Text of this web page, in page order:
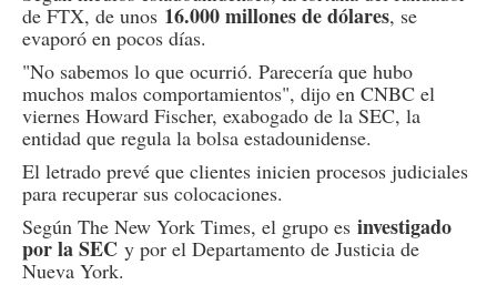
de FTX, de unos 16.000 millones de dólares, se
evaporó en pocos días.
"No sabemos lo que ocurrió. Parecería que hubo
muchos malos comportamientos", dijo en CNBC el
viernes Howard Fischer, exabogado de la SEC, la
entidad que regula la bolsa estadounidense.
El letrado prevé que clientes inicien procesos judiciales
para recuperar sus colocaciones.
Según The New York Times, el grupo es investigado
por la SEC y por el Departamento de Justicia de
Nueva York.